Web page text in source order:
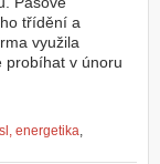
třídění a
využila
probíhat v únoru
energetika,